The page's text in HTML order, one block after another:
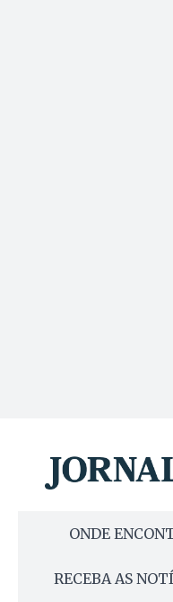
ONDE
RECEBA AS